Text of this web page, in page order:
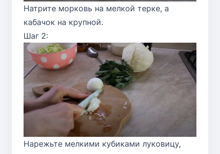
Натрите морковь на мелкой терке, а
кабачок на крупной.
Шаг 2:
Нарежьте мелкими кубиками луковицу,